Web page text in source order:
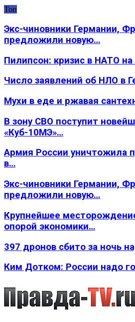
Топ
Экс-чиновники Германии,
предложили новую…
Пилипсон: кризис в НАТО
Число заявлений об НЛО в
Мухи в еде и ржавая
В зону СВО поступит
«Куб-10МЭ»…
Армия России уничтожила
в…
Экс-чиновники Германии,
предложили новую…
Крупнейшее
опорой экономики…
397 дронов сбито за ночь
Ким Дотком: России надо